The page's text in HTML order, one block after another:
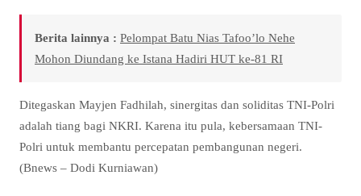
Berita lainnya : Pelompat Batu Nias Tafoo’lo Nehe
Mohon Diundang ke Istana Hadiri HUT ke-81 RI
Ditegaskan Mayjen Fadhilah, sinergitas dan soliditas TNI-Polri
adalah tiang bagi NKRI. Karena itu pula, kebersamaan TNI-
Polri untuk membantu percepatan pembangunan negeri.
(Bnews – Dodi Kurniawan)